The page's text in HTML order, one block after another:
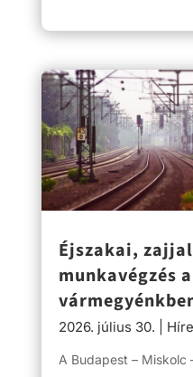
Éjszakai,
munkavégzés
2026. július 30.
A Budapest – Miskolc